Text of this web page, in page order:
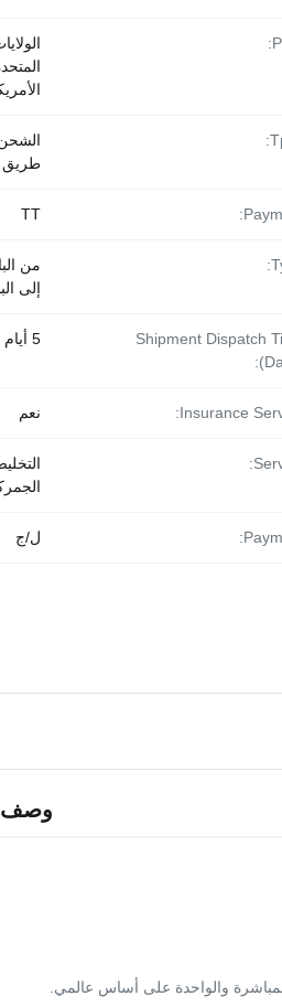
طريق
TT
من
إلى
Shipment Dispatch
5 أيام
Insurance نعم
ل/ج
وصف
والواحدة على أساس عالمي.